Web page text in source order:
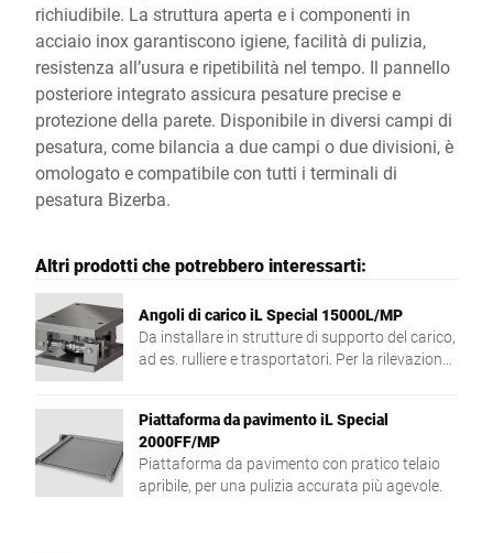
richiudibile. La struttura aperta e i componenti in
acciaio inox garantiscono igiene, facilità di pulizia,
resistenza all’usura e ripetibilità nel tempo. Il pannello
posteriore integrato assicura pesature precise e
protezione della parete. Disponibile in diversi campi di
pesatura, come bilancia a due campi o due divisioni, è
omologato e compatibile con tutti i terminali di
pesatura Bizerba.
Altri prodotti che potrebbero interessarti:
Angoli di carico iL Special 15000L/MP
Da installare in strutture di supporto del carico,
ad es. rulliere e trasportatori. Per la rilevazione
Piattaforma da pavimento iL Special
2000FF/MP
Piattaforma da pavimento con pratico telaio
apribile, per una pulizia accurata più agevole.